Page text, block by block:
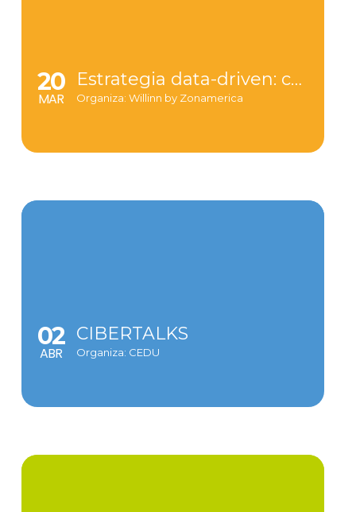
20
MAR
Estrategia data-driven: cómo la IA y los Datalakes transforman negocios
Organiza: Willinn by Zonamerica
02
ABR
CIBERTALKS
Organiza: CEDU